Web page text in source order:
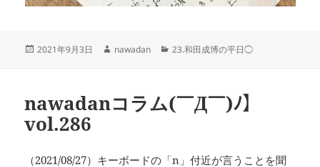
投
2021年9月3日
作
nawadan
カ
ー
23.和田成博の平日◯
nawadanコラム(￣Д￣)ﾉ】
vol.286
（2021/08/27）キーボードの「n」付近が言うことを聞